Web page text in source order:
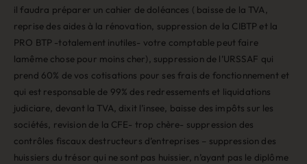
il faudra préparer un cahier de doléances ( baisse de la TVA,
reprise des aides à la rénovation, suppression de la CIBTP et la
PRO BTP -totalement inutiles- votre comptable peut faire
lamême chose pour moins cher), suppression de l’URSSAF qui
prend 60% de vos cotisations pour ses frais de fonctionnement et
qui est responsable de 99% des redressements et liquidations
judiciare, devant la TVA, dixit l’insee, baisse des impôts sur les
sociétés, revision de la CFE- trop chère- suppression des
contrôles fiscaux destructeurs d’entreprises – suppression des
huissiers du trésor qui ne sont pas huissier, n’ayant pas le diplôme